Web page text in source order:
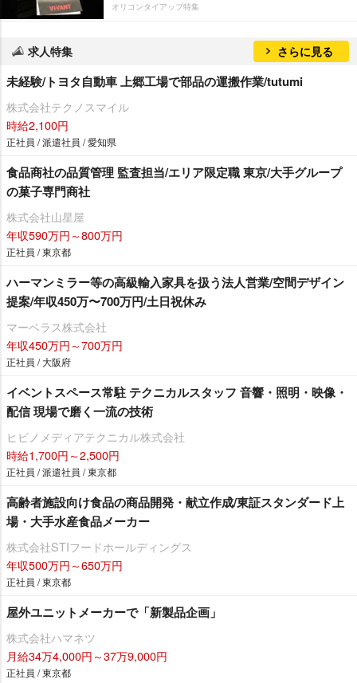
オリコンタイアップ特集
求人特集 さらに見る
未経験/トヨタ自動車 上郷工場で部品の運搬作業/tutumi
株式会社テクノスマイル
時給2,100円
正社員 / 派遣社員 / 愛知県
食品商社の品質管理 監査担当/エリア限定職 東京/大手グループ
の菓子専門商社
株式会社山星屋
年収590万円～800万円
正社員 / 東京都
ハーマンミラー等の高級輸入家具を扱う法人営業/空間デザイン
提案/年収450万〜700万円/土日祝休み
マーベラス株式会社
年収450万円～700万円
正社員 / 大阪府
イベントスペース常駐 テクニカルスタッフ 音響・照明・映像・
配信 現場で磨く一流の技術
ヒビノメディアテクニカル株式会社
時給1,700円～2,500円
正社員 / 派遣社員 / 東京都
高齢者施設向け食品の商品開発・献立作成/東証スタンダード上
場・大手水産食品メーカー
株式会社STIフードホールディングス
年収500万円～650万円
正社員 / 東京都
屋外ユニットメーカーで「新製品企画」
株式会社ハマネツ
月給34万4,000円～37万9,000円
正社員 / 東京都